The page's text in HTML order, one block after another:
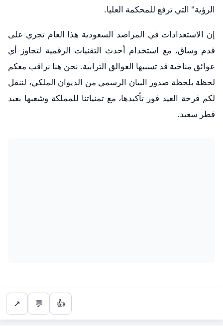
الرؤية" التي ترفع للمحكمة العليا.
إن الاستعدادات في المراصد السعودية هذا العام تجري على
قدم وساق، مع استخدام أحدث التقنيات الرقمية لتجاوز أي
عوائق مناخية قد تسببها العوالق الترابية. نحن هنا نراقب معكم
لحظة بلحظة صدور البيان الرسمي من الديوان الملكي، لننقل
لكم فرحة العيد فور تأكيدها، مع تمنياتنا للمملكة وشعبها بعيد
فطر سعيد.
👍
💬
↗